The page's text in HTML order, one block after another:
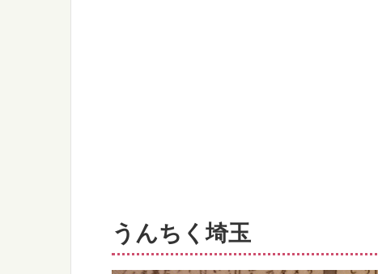
うんちく埼玉